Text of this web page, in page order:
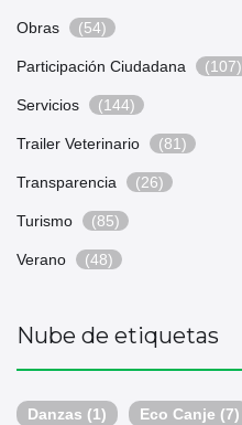
Obras (54)
Participación Ciudadana (107)
Servicios (144)
Trailer Veterinario (81)
Transparencia (26)
Turismo (85)
Verano (48)
Nube de etiquetas
Danzas (1) Eco Canje (7)